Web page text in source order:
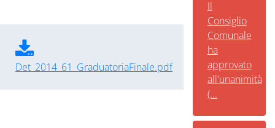
Det_2014_61_GraduatoriaFinale.pdf
Il
Consiglio
Comunale
ha
approvato
all'unanimità
(...